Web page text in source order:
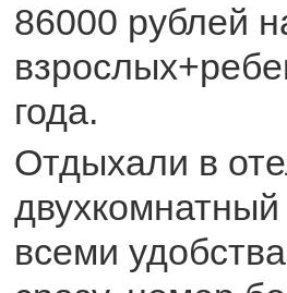
86000 рублей
года.
Отдыхали в
всеми